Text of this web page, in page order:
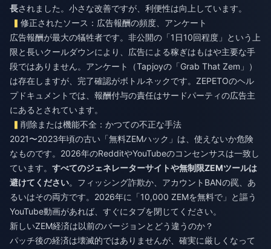
長されました。小さな改善ですが、利便性は向上しています。
修正されたソース：広告報酬の頻度、アンケート
広告報酬が最大の犠牲者です。非公開の「1日10回程度」という上
限と長いクールダウンにより、広告による稼ぎはもはや主要な手
段ではありません。アンケート（Tapjoyの「Grab That Zem」）
は存在しますが、完了確認がボトルネックです。ZEPETOのヘル
プドキュメントでは、報酬付与の責任はサードパーティの広告主
にあるとされています。
削除または機能不全：かつての不正な手法
2021〜2023年頃の古い「無料ZEMハック」は、使えないか危険
なものです。2026年のRedditやYouTubeのコンセンサスは一致し
ています。 すべてのジェネレーターサイトや無制限ZEMツールは
避けてください。フィッシング詐欺か、アカウントBANの罠、あ
るいはその両方です。2026年に「10,000 ZEMを無料で」と謳う
YouTube動画があれば、すぐにタブを閉じてください。
新しいZEM経済は以前のバージョンとどう違うのか？
パッチ後の経済は壊滅的ではありませんが、確実に厳しくなって